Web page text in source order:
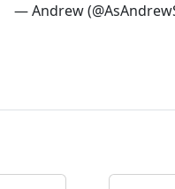
— Andrew